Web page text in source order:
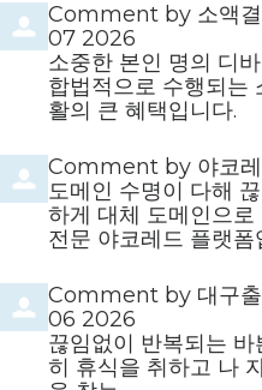
Comment by 소액
07 2026
소중한 본인 명의 디
합법적으로 수행되는
활의 큰 혜택입니다.
Comment by 야코
도메인 수명이 다해
하게 대체 도메인으
전문 야코레드 플랫폼
Comment by 대구
06 2026
끊임없이 반복되는
히 휴식을 취하고 나